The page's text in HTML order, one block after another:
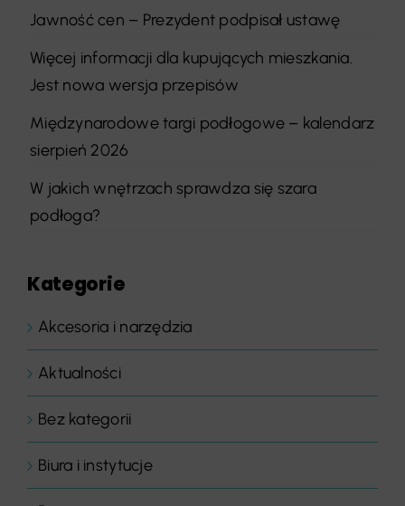
Jawność cen – Prezydent podpisał ustawę
Więcej informacji dla kupujących mieszkania.
Jest nowa wersja przepisów
Międzynarodowe targi podłogowe – kalendarz
sierpień 2026
W jakich wnętrzach sprawdza się szara
podłoga?
Kategorie
Akcesoria i narzędzia
Aktualności
Bez kategorii
Biura i instytucje